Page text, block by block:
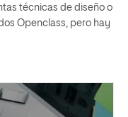
técnicas de diseño o
Openclass, pero hay